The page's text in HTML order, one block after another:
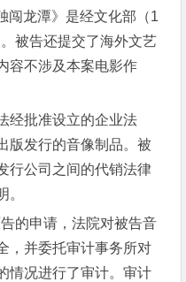
闯龙潭》是经文化部（1
被告还提交了海外文艺
容不涉及本案电影作
批准设立的企业法
版发行的音像制品。被
行公司之间的代销法律
。
申请，法院对被告音
，并委托审计事务所对
情况进行了审计。审计